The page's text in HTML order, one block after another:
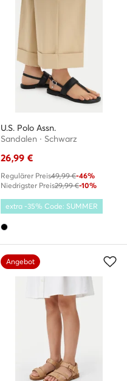
U.S. Polo Assn.
Sandalen · Schwarz
26,99 €
Regulärer Preis49,99 €-46%
Niedrigster Preis29,99 €-10%
extra -35% Code: SUMMER
Angebot